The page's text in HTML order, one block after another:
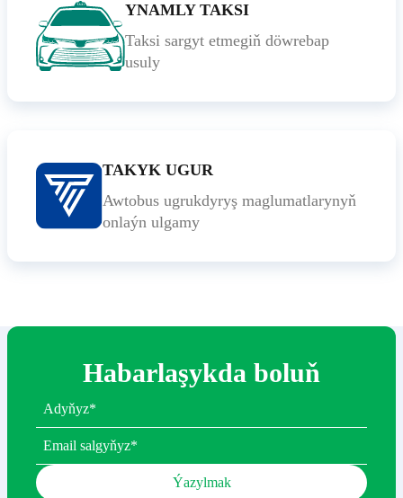
YNAMLY TAKSI
Taksi sargyt etmegiň döwrebap
usuly
TAKYK UGUR
Awtobus ugrukdyryş maglumatlarynyň
onlaýn ulgamy
Habarlaşykda boluň
Ýazylmak